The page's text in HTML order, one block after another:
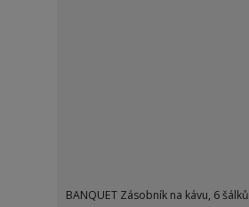
BANQUET Zásobník na kávu, 6 šálků